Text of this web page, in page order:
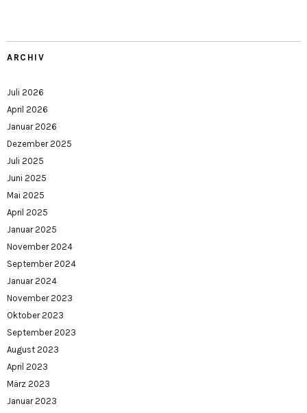
ARCHIV
Juli 2026
April 2026
Januar 2026
Dezember 2025
Juli 2025
Juni 2025
Mai 2025
April 2025
Januar 2025
November 2024
September 2024
Januar 2024
November 2023
Oktober 2023
September 2023
August 2023
April 2023
März 2023
Januar 2023